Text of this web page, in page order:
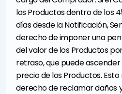
los Productos dentro de los
días desde la Notificación,
derecho de imponer una
del valor de los Productos
retraso, que puede ascender
precio de los Productos.
derecho de reclamar daños